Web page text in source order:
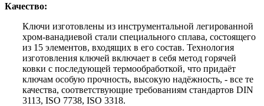
Качество:
Ключи изготовлены из инструментальной легированной
хром-ванадиевой стали специального сплава, состоящего
из 15 элементов, входящих в его состав. Технология
изготовления ключей включает в себя метод горячей
ковки с последующей термообработкой, что придаёт
ключам особую прочность, высокую надёжность, - все те
качества, соответствующие требованиям стандартов DIN
3113, ISO 7738, ISO 3318.